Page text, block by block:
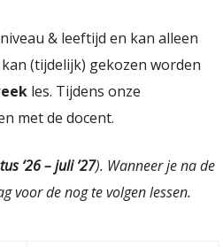
& leeftijd en kan alleen
(tijdelijk) gekozen worden
les. Tijdens onze
met de docent.
‘26 – juli ’27). Wanneer je na de
voor de nog te volgen lessen.